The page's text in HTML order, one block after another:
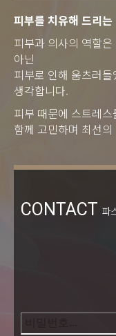
피부를 치유해 드리
피부과 의사의 역할
아닌
피부로 인해 움츠러
생각합니다.
피부 때문에 스트레
함께 고민하며 최선
CONTACT 파